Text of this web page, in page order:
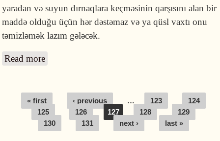
yaradan və suyun dırnaqlara keçməsinin qarşısını alan bir
maddə olduğu üçün hər dəstəmaz və ya qüsl vaxtı onu
təmizləmək lazım gələcək.
Read more
Pages« first ‹ previous … 123
124
125
126 127 128
129
130
131 next › last »